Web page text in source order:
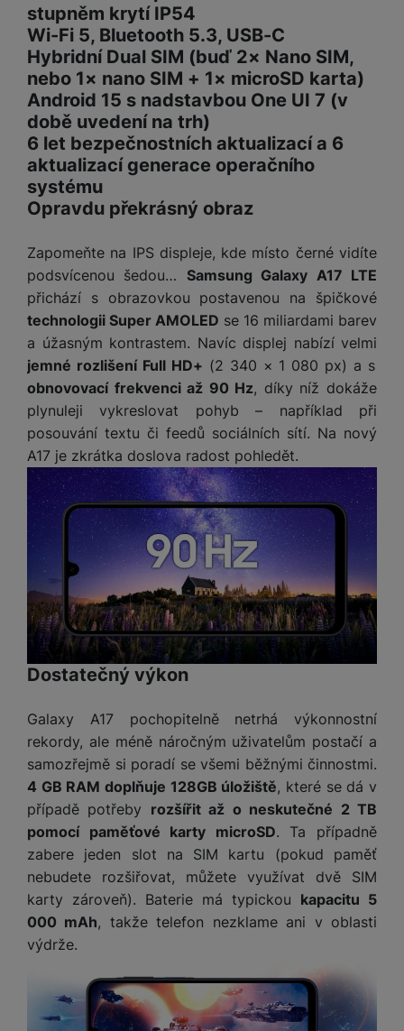
stupněm krytí IP54
Wi-Fi 5, Bluetooth 5.3, USB-C
Hybridní Dual SIM (buď 2× Nano SIM,
nebo 1× nano SIM + 1× microSD karta)
Android 15 s nadstavbou One UI 7 (v
době uvedení na trh)
6 let bezpečnostních aktualizací a 6
aktualizací generace operačního
systému
Opravdu překrásný obraz
Zapomeňte na IPS displeje, kde místo černé vidíte
podsvícenou šedou… Samsung Galaxy A17 LTE
přichází s obrazovkou postavenou na špičkové
technologii Super AMOLED se 16 miliardami barev
a úžasným kontrastem. Navíc displej nabízí velmi
jemné rozlišení Full HD+ (2 340 × 1 080 px) a s
obnovovací frekvenci až 90 Hz, díky níž dokáže
plynuleji vykreslovat pohyb – například při
posouvání textu či feedů sociálních sítí. Na nový
A17 je zkrátka doslova radost pohledět.
Dostatečný výkon
Galaxy A17 pochopitelně netrhá výkonnostní
rekordy, ale méně náročným uživatelům postačí a
samozřejmě si poradí se všemi běžnými činnostmi.
4 GB RAM doplňuje 128GB úložiště, které se dá v
případě potřeby rozšířit až o neskutečné 2 TB
pomocí paměťové karty microSD. Ta případně
zabere jeden slot na SIM kartu (pokud paměť
nebudete rozšiřovat, můžete využívat dvě SIM
karty zároveň). Baterie má typickou kapacitu 5
000 mAh, takže telefon nezklame ani v oblasti
výdrže.